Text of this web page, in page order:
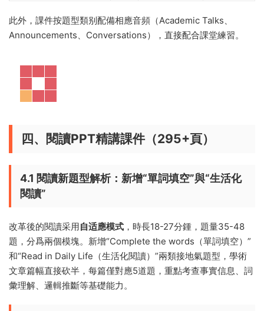
此外，課件按題型類别配備相應音頻（Academic Talks、
Announcements、Conversations），直接配合課堂練習。
四、閱讀PPT精講課件（295+頁）
4.1 閱讀新題型解析：新增“單詞填空”與“生活化
閱讀”
改革後的閱讀采用自适應模式 ，時長18-27分鍾，題量35-48
題，分爲兩個模塊。新增“Complete the words（單詞填空）”
和“Read in Daily Life（生活化閱讀）”兩類接地氣題型，學術
文章篇幅直接砍半，每篇僅對應5道題，重點考查事實信息、詞
彙理解、邏輯推斷等基礎能力。